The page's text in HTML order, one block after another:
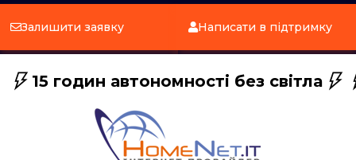
Залишити заявку Написати в підтримку
15 годин автономності без світла